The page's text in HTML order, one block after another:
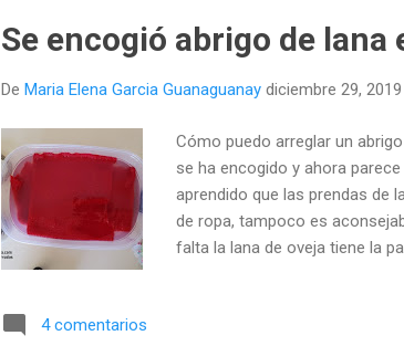
Se encogió abrigo de lana
De Maria Elena Garcia Guanaguanay diciembre 29, 2019
Cómo puedo arreglar un
se ha encogido y ahora
aprendido que las prendas de
de ropa, tampoco es
falta la lana de oveja tiene la
frecuentemente las prendas
4 comentarios